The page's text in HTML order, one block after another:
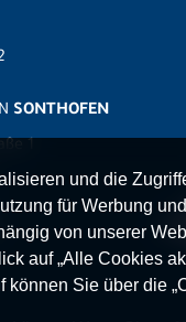
SONTHOFEN
und die
für Werbung
von unserer
auf „Alle Cookies
Sie über die